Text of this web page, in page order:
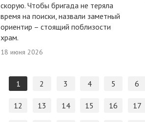
скорую. Чтобы бригада не теряла
время на поиски, назвали заметный
ориентир – стоящий поблизости
храм.
18 июня 2026
1 2 3 4 5 6
12 13 14 15 16 17